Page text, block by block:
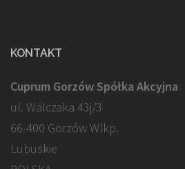
KONTAKT
Cuprum Gorzów Spółka Akcyjna
ul. Walczaka 43j/3
66-400 Gorzów Wlkp.
Lubuskie